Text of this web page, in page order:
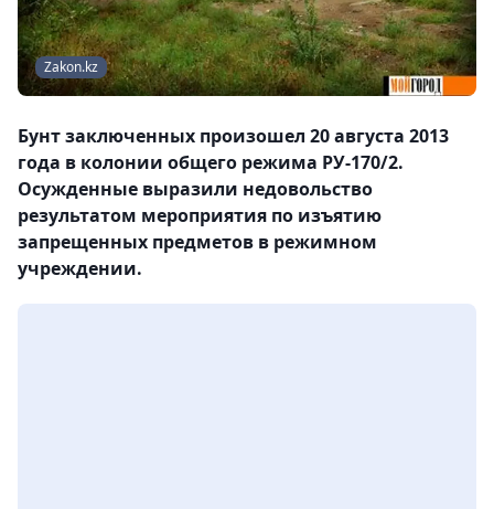
Zakon.kz
Бунт заключенных произошел 20 августа 2013
года в колонии общего режима РУ-170/2.
Осужденные выразили недовольство
результатом мероприятия по изъятию
запрещенных предметов в режимном
учреждении.